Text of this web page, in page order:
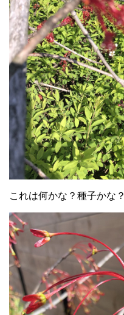
これは何かな？種子かな？